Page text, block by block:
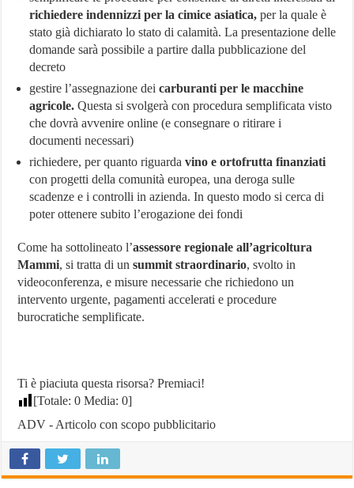
richiedere indennizzi per la cimice asiatica, per la quale è
stato già dichiarato lo stato di calamità. La presentazione delle
domande sarà possibile a partire dalla pubblicazione del
decreto
gestire l’assegnazione deicarburanti per le macchine
agricole.Questa si svolgerà con procedura semplificata visto
che dovrà avvenire online (e consegnare o ritirare i
documenti necessari)
richiedere, per quanto riguarda vino e ortofrutta finanziati
con progetti della comunità europea, una deroga sulle
scadenze e i controlli in azienda. In questo modo si cerca di
poter ottenere subito l’erogazione dei fondi
Come ha sottolineato l’assessore regionale all’agricoltura
Mammi, si tratta di unsummit straordinario, svolto in
videoconferenza, e misure necessarie che richiedono un
intervento urgente, pagamenti accelerati e procedure
burocratiche semplificate.
Ti è piaciuta questa risorsa? Premiaci!
[Totale:0 Media:0]
ADV - Articolo con scopo pubblicitario